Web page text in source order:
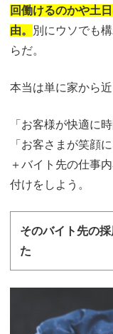
回働けるのかや土
由。 別にウソでも
らだ。
本当は単に家から
「お客様が快適に
「お客さまが笑顔
＋バイト先の仕事
付けをしよう。
そのバイト先の
た